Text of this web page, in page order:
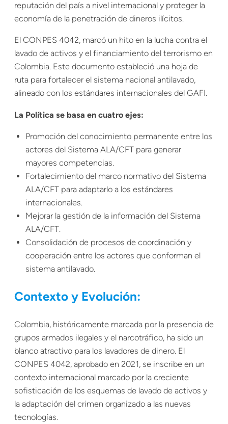
reputación del país a nivel internacional y proteger la
economía de la penetración de dineros ilícitos.
El CONPES 4042, marcó un hito en la lucha contra el
lavado de activos y el financiamiento del terrorismo en
Colombia. Este documento estableció una hoja de
ruta para fortalecer el sistema nacional antilavado,
alineado con los estándares internacionales del GAFI.
La Política se basa en cuatro ejes:
Promoción del conocimiento permanente entre los
actores del Sistema ALA/CFT para generar
mayores competencias.
Fortalecimiento del marco normativo del Sistema
ALA/CFT para adaptarlo a los estándares
internacionales.
Mejorar la gestión de la información del Sistema
ALA/CFT.
Consolidación de procesos de coordinación y
cooperación entre los actores que conforman el
sistema antilavado.
Contexto y Evolución:
Colombia, históricamente marcada por la presencia de
grupos armados ilegales y el narcotráfico, ha sido un
blanco atractivo para los lavadores de dinero. El
CONPES 4042, aprobado en 2021, se inscribe en un
contexto internacional marcado por la creciente
sofisticación de los esquemas de lavado de activos y
la adaptación del crimen organizado a las nuevas
tecnologías.